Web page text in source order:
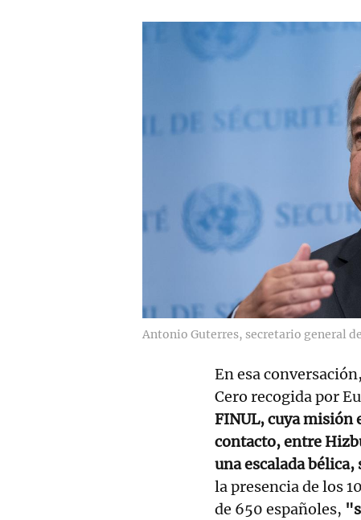
Antonio Guterres, secretario general
En esa
Cero recogida por
FINUL, cuya misión
contacto, entre
una escalada
la presencia de los
de 650 españoles,